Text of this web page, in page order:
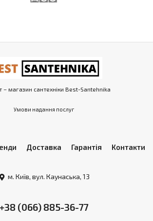
– магазин сантехніки Best-Santehnika
Умови надання послуг
Доставка Гарантія Контакти
м. Київ, вул. Каунаська, 13
+38 (066) 885-36-77